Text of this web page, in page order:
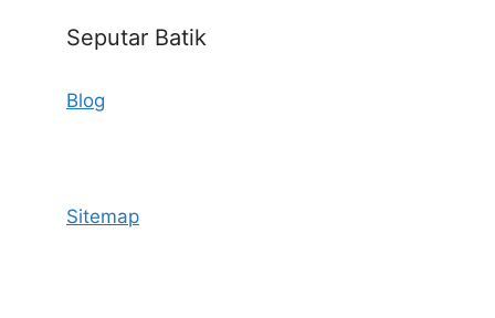
Seputar Batik
Blog
Sitemap